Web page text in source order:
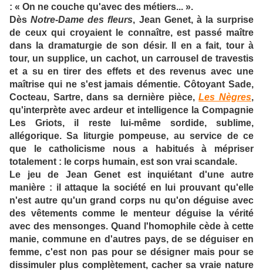
: « On ne couche qu'avec des métiers... ».
DèsNotre-Dame des fleurs, Jean Genet, à la surprise
de ceux qui croyaient le connaître, est passé maître
dans la dramaturgie de son désir. Il en a fait, tour à
tour, un supplice, un cachot, un carrousel de travestis
et a su en tirer des effets et des revenus avec une
maîtrise qui ne s'est jamais démentie. Côtoyant Sade,
Cocteau, Sartre, dans sa dernière pièce,Les Nègres,
qu'interprète avec ardeur et intelligence la Compagnie
Les Griots, il reste lui-même sordide, sublime,
allégorique. Sa liturgie pompeuse, au service de ce
que le catholicisme nous a habitués à mépriser
totalement : le corps humain, est son vrai scandale.
Le jeu de Jean Genet est inquiétant d'une autre
manière : il attaque la société en lui prouvant qu'elle
n'est autre qu'un grand corps nu qu'on déguise avec
des vêtements comme le menteur déguise la vérité
avec des mensonges. Quand l'homophile cède à cette
manie, commune en d'autres pays, de se déguiser en
femme, c'est non pas pour se désigner mais pour se
dissimuler plus complètement, cacher sa vraie nature